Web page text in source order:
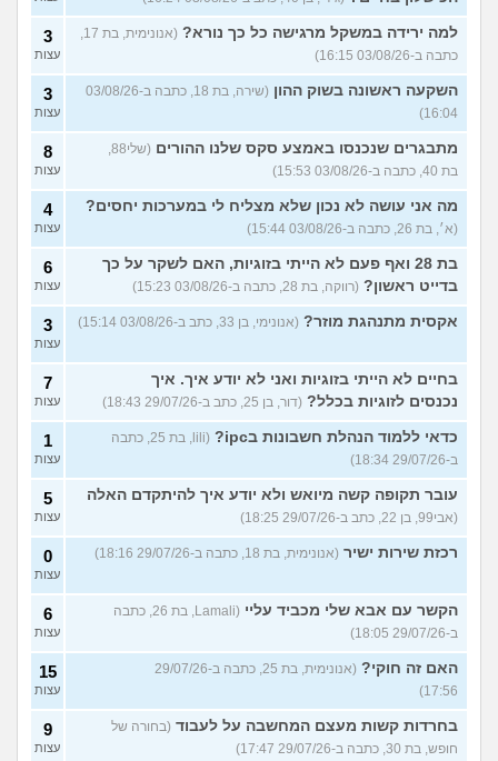
למה ירידה במשקל מרגישה כל כך נורא?
(אנונימית, בת 17,
כתבה ב-03/08/26 16:15)
3
עצות
השקעה ראשונה בשוק ההון
(שירה, בת 18, כתבה ב-03/08/26
16:04)
3
עצות
מתבגרים שנכנסו באמצע סקס שלנו ההורים
(שלי88,
בת 40, כתבה ב-03/08/26 15:53)
8
עצות
מה אני עושה לא נכון שלא מצליח לי במערכות יחסים?
(א׳, בת 26, כתבה ב-03/08/26 15:44)
4
עצות
בת 28 ואף פעם לא הייתי בזוגיות, האם לשקר על כך
בדייט ראשון? (רווקה, בת 28, כתבה ב-03/08/26 15:23)
6
עצות
אקסית מתנהגת מוזר? (אנונימי, בן 33, כתב ב-03/08/26 15:14) 3
עצות
בחיים לא הייתי בזוגיות ואני לא יודע איך. איך
נכנסים לזוגיות בכלל? (דור, בן 25, כתב ב-29/07/26 18:43)
7
עצות
כדאי ללמוד הנהלת חשבונות בipc?
(lili, בת 25, כתבה
ב-29/07/26 18:34)
1
עצות
עובר תקופה קשה מיואש ולא יודע איך להיתקדם האלה
(אבי99, בן 22, כתב ב-29/07/26 18:25)
5
עצות
רכזת שירות ישיר (אנונימית, בת 18, כתבה ב-29/07/26 18:16) 0
עצות
הקשר עם אבא שלי מכביד עליי
(Lamali, בת 26, כתבה
ב-29/07/26 18:05)
6
עצות
האם זה חוקי?
(אנונימית, בת 25, כתבה ב-29/07/26
17:56)
15
עצות
בחרדות קשות מעצם המחשבה על לעבוד (בחורה של
חופש, בת 30, כתבה ב-29/07/26 17:47)
9
עצות